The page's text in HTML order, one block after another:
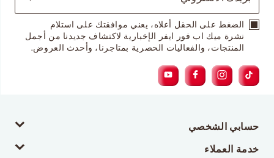
الضغط على الحقل أعلاه، يعني موافقتك على استلام
نشرة ميك اب فور ايفر الإخبارية لاكتشاف جديدنا من أجمل
المنتجات، والفعاليات الحصرية بمتاجرنا، وأحدث العروض.
حسابي الشخصي
خدمة العملاء